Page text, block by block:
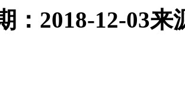
：2018-12-03来